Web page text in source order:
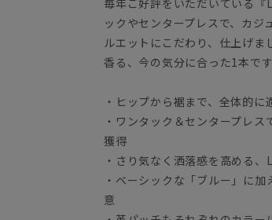
ックやセンタープレスで、カ
ルエットにこだわり、仕上げ
香る、今の気分に合った1本です
・ヒップから裾まで、全体的
・ワンタック＆センタープレ
獲得
・さり気なく洒落感を高める
・ベーシックな「ブルー」に
意